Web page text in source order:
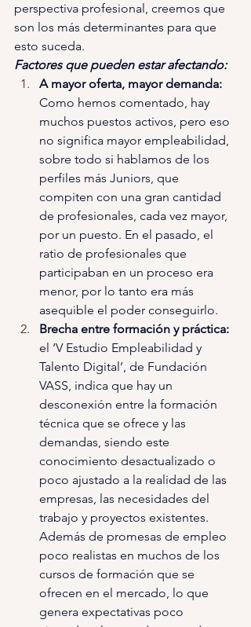
perspectiva profesional, creemos que
son los más determinantes para que
esto suceda.
Factores que pueden estar afectando:
A mayor oferta, mayor demanda:
Como hemos comentado, hay
muchos puestos activos, pero eso
no significa mayor empleabilidad,
sobre todo si hablamos de los
perfiles más Juniors, que
compiten con una gran cantidad
de profesionales, cada vez mayor,
por un puesto. En el pasado, el
ratio de profesionales que
participaban en un proceso era
menor, por lo tanto era más
asequible el poder conseguirlo.
Brecha entre formación y práctica:
el ‘V Estudio Empleabilidad y
Talento Digital’, de Fundación
VASS, indica que hay un
desconexión entre la formación
técnica que se ofrece y las
demandas, siendo este
conocimiento desactualizado o
poco ajustado a la realidad de las
empresas, las necesidades del
trabajo y proyectos existentes.
Además de promesas de empleo
poco realistas en muchos de los
cursos de formación que se
ofrecen en el mercado, lo que
genera expectativas poco